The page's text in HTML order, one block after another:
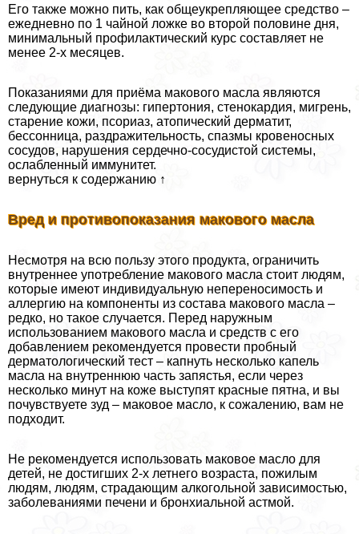
Его также можно пить, как общеукрепляющее средство –
ежедневно по 1 чайной ложке во второй половине дня,
минимальный профилактический курс составляет не
менее 2-х месяцев.
Показаниями для приёма макового масла являются
следующие диагнозы: гипертония, стенокардия, мигрень,
старение кожи, псориаз, атопический дерматит,
бессонница, раздражительность, спазмы кровеносных
сосудов, нарушения сердечно-сосудистой системы,
ослабленный иммунитет.
вернуться к содержанию ↑
Вред и противопоказания макового масла
Несмотря на всю пользу этого продукта, ограничить
внутреннее употрeбление макового масла стоит людям,
которые имеют индивидуальную непереносимость и
аллергию на компоненты из состава макового масла –
редко, но такое случается. Перед наружным
использованием макового масла и средств с его
добавлением рекомендуется провести пробный
дерматологический тест – капнуть несколько капель
масла на внутреннюю часть запястья, если через
несколько минут на коже выступят красные пятна, и вы
почувствуете зуд – маковое масло, к сожалению, вам не
подходит.
Не рекомендуется использовать маковое масло для
детей, не достигших 2-х летнего возраста, пожилым
людям, людям, страдающим алкогольной зависимостью,
заболеваниями печени и бронхиальной астмой.